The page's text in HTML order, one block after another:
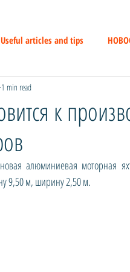
Useful articles and tips
к
1 min read
новая алюминиевая
9,50 м, ширину 2,50 м.